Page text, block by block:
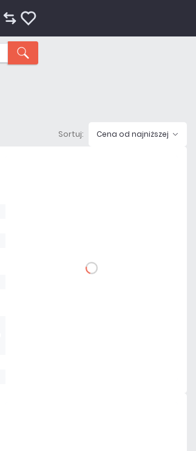
Sortuj: Cena od najniższej
DO KOSZYKA